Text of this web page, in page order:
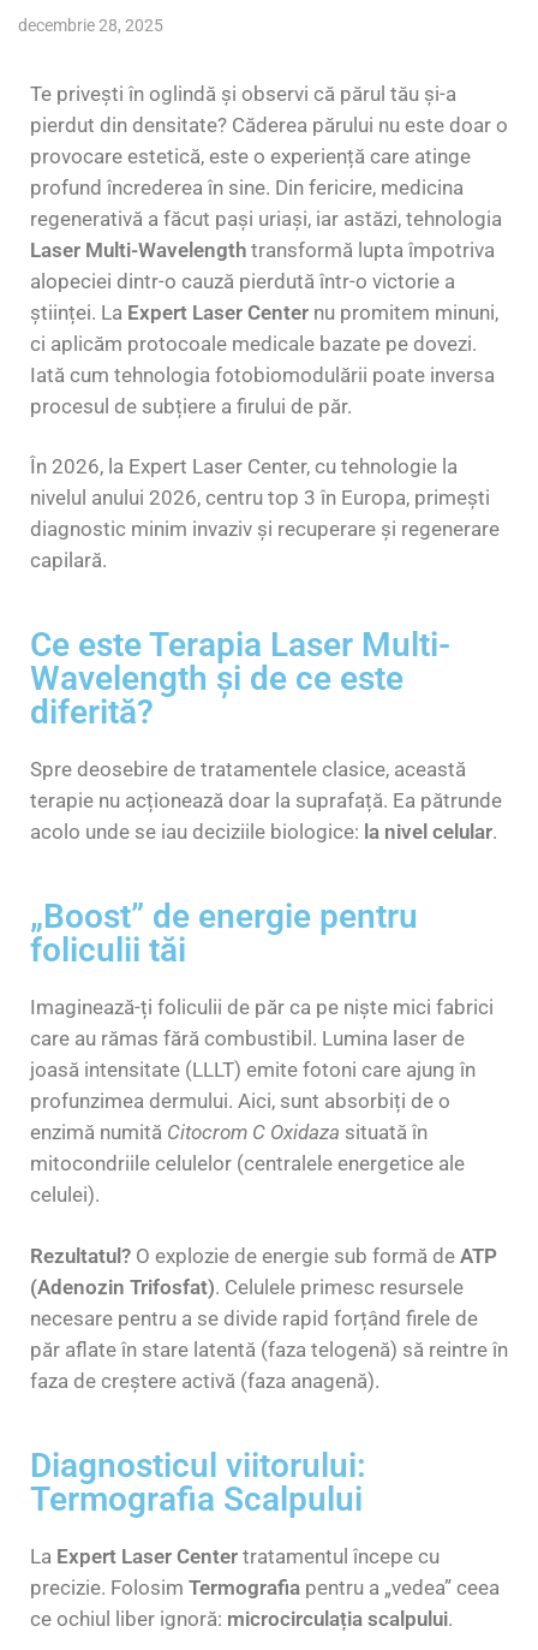
decembrie 28, 2025
Te privești în oglindă și observi că părul tău și-a
pierdut din densitate? Căderea părului nu este doar o
provocare estetică, este o experiență care atinge
profund încrederea în sine. Din fericire, medicina
regenerativă a făcut pași uriași, iar astăzi, tehnologia
Laser Multi-Wavelength transformă lupta împotriva
alopeciei dintr-o cauză pierdută într-o victorie a
științei. La Expert Laser Center nu promitem minuni,
ci aplicăm protocoale medicale bazate pe dovezi.
Iată cum tehnologia fotobiomodulării poate inversa
procesul de subțiere a firului de păr.
În 2026, la Expert Laser Center, cu tehnologie la
nivelul anului 2026, centru top 3 în Europa, primești
diagnostic minim invaziv și recuperare și regenerare
capilară.
Ce este Terapia Laser Multi-
Wavelength și de ce este
diferită?
Spre deosebire de tratamentele clasice, această
terapie nu acționează doar la suprafață. Ea pătrunde
acolo unde se iau deciziile biologice: la nivel celular.
„Boost” de energie pentru
foliculii tăi
Imaginează-ți foliculii de păr ca pe niște mici fabrici
care au rămas fără combustibil. Lumina laser de
joasă intensitate (LLLT) emite fotoni care ajung în
profunzimea dermului. Aici, sunt absorbiți de o
enzimă numită Citocrom C Oxidaza situată în
mitocondriile celulelor (centralele energetice ale
celulei).
Rezultatul? O explozie de energie sub formă de ATP
(Adenozin Trifosfat). Celulele primesc resursele
necesare pentru a se divide rapid forțând firele de
păr aflate în stare latentă (faza telogenă) să reintre în
faza de creștere activă (faza anagenă).
Diagnosticul viitorului:
Termografia Scalpului
La Expert Laser Center tratamentul începe cu
precizie. Folosim Termografia pentru a „vedea” ceea
ce ochiul liber ignoră: microcirculația scalpului.